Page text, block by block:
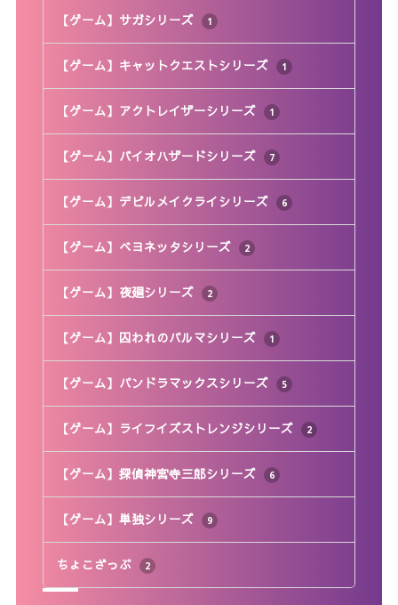
【ゲーム】サガシリーズ 1
【ゲーム】キャットクエストシリーズ 1
【ゲーム】アクトレイザーシリーズ 1
【ゲーム】バイオハザードシリーズ 7
【ゲーム】デビルメイクライシリーズ 6
【ゲーム】ベヨネッタシリーズ 2
【ゲーム】夜廻シリーズ 2
【ゲーム】囚われのパルマシリーズ 1
【ゲーム】パンドラマックスシリーズ 5
【ゲーム】ライフイズストレンジシリーズ 2
【ゲーム】探偵神宮寺三郎シリーズ 6
【ゲーム】単独シリーズ 9
ちょこざっぷ 2